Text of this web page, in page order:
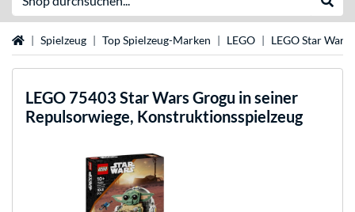
StartseiteSpielzeug Top Spielzeug-Marken LEGO LEGO Star Wars
LEGO 75403 Star Wars Grogu in seiner
Repulsorwiege, Konstruktionsspielzeug